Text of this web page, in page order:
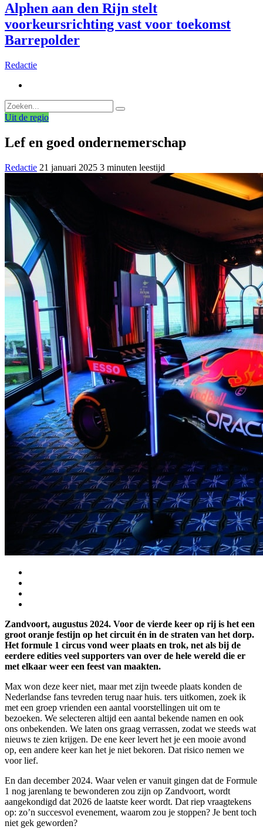
Alphen aan den Rijn stelt
voorkeursrichting vast voor toekomst
Barrepolder
Redactie
Uit de regio
Lef en goed ondernemerschap
Redactie 21 januari 2025 3 minuten leestijd
Zandvoort, augustus 2024. Voor de vierde keer op rij is het een
groot oranje festijn op het circuit én in de straten van het dorp.
Het formule 1 circus vond weer plaats en trok, net als bij de
eerdere edities veel supporters van over de hele wereld die er
met elkaar weer een feest van maakten.
Max won deze keer niet, maar met zijn tweede plaats konden de
Nederlandse fans tevreden terug naar huis. ters uitkomen, zoek ik
met een groep vrienden een aantal voorstellingen uit om te
bezoeken. We selecteren altijd een aantal bekende namen en ook
ons onbekenden. We laten ons graag verrassen, zodat we steeds wat
nieuws te zien krijgen. De ene keer levert het je een mooie avond
op, een andere keer kan het je niet bekoren. Dat risico nemen we
voor lief.
En dan december 2024. Waar velen er vanuit gingen dat de Formule
1 nog jarenlang te bewonderen zou zijn op Zandvoort, wordt
aangekondigd dat 2026 de laatste keer wordt. Dat riep vraagtekens
op: zo’n succesvol evenement, waarom zou je stoppen? Je bent toch
niet gek geworden?